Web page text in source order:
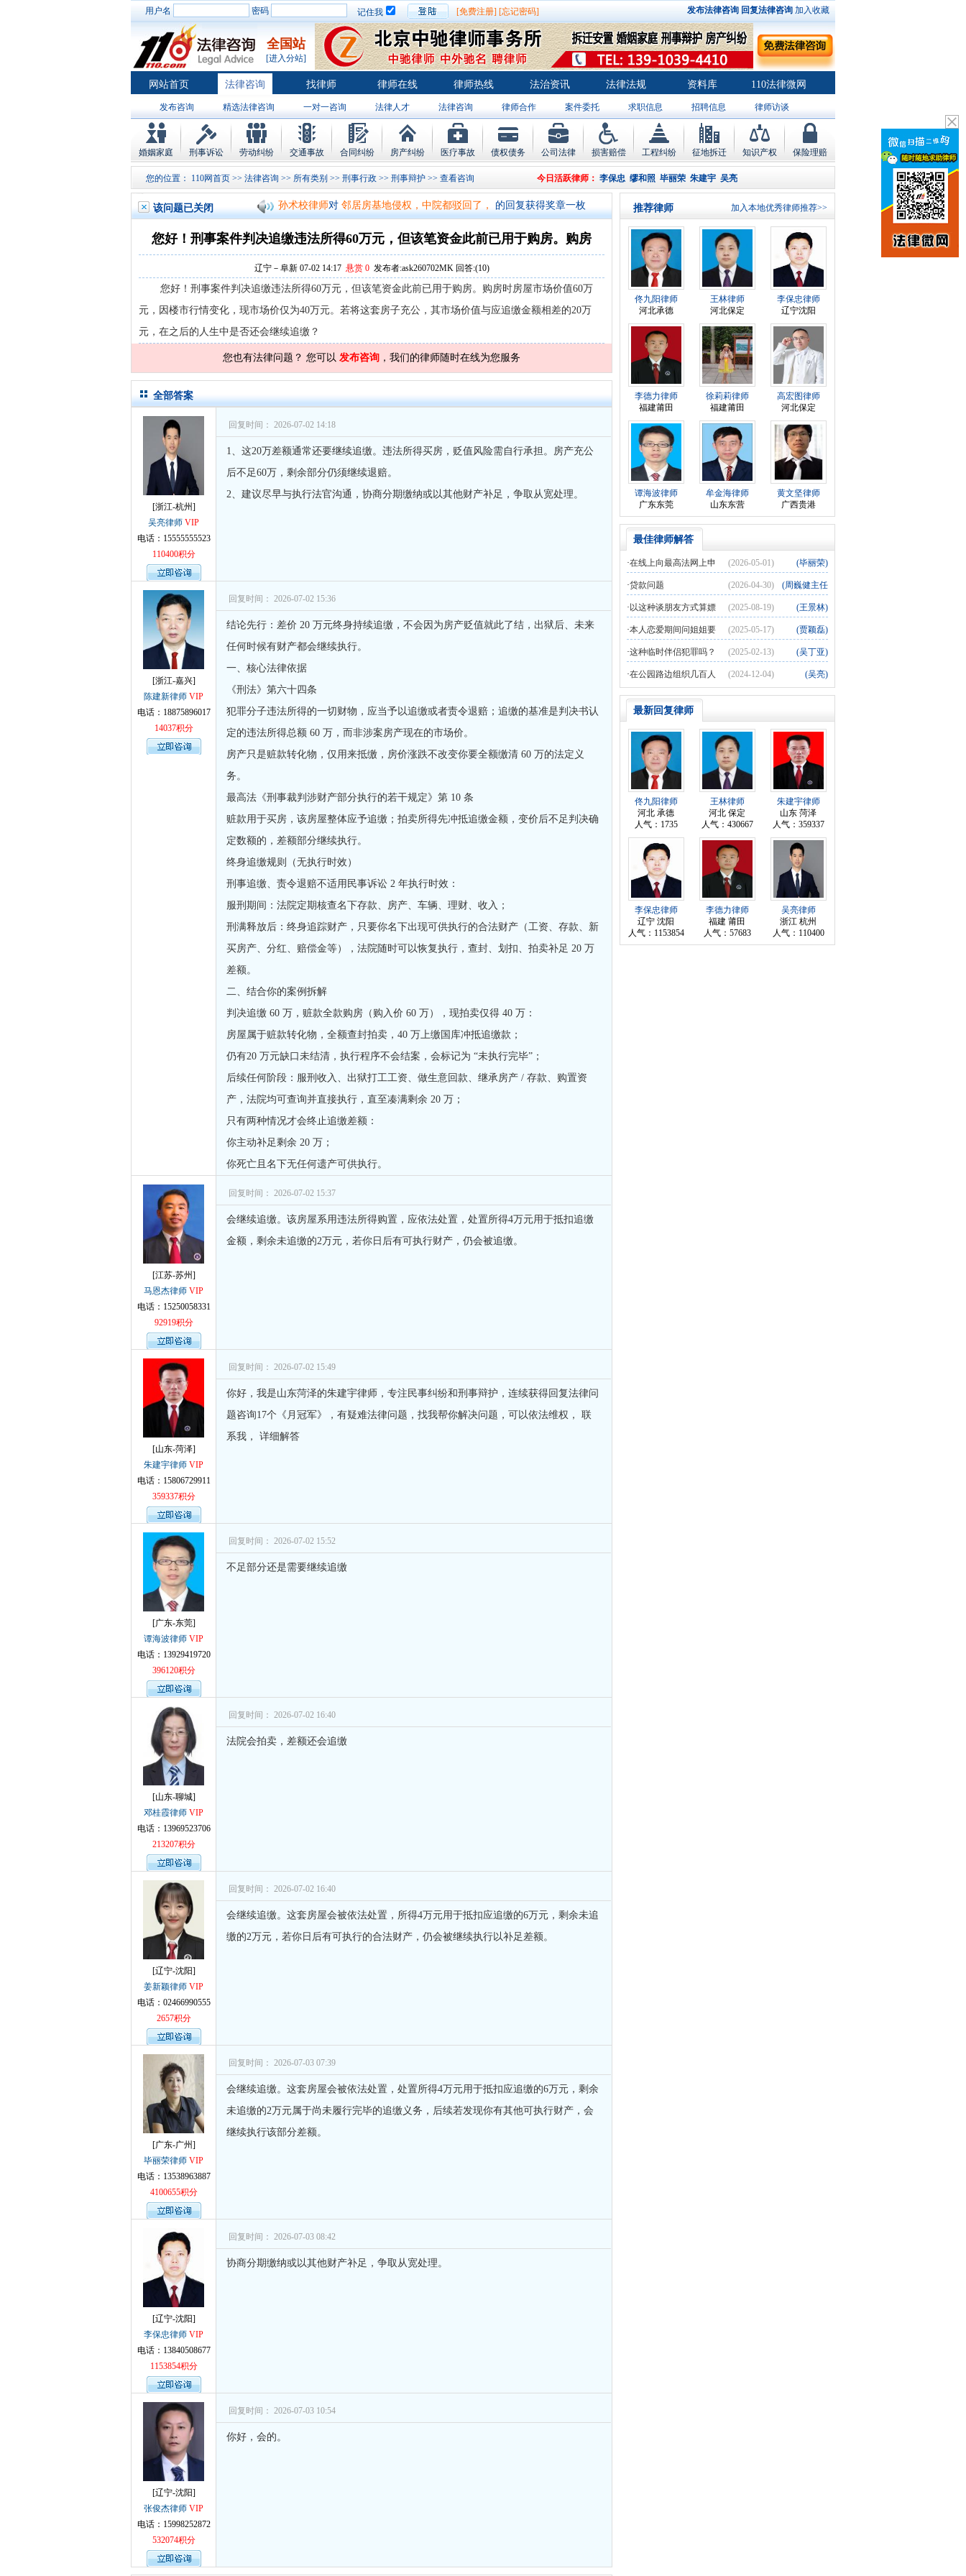
用户名 密码 记住我 [免费注册] [忘记密码] 发布法律咨询 回复法律咨询 加入收藏
全国站
[进入分站]
网站首页 法律咨询 找律师 律师在线 律师热线 法治资讯 法律法规 资料库 110法律微网
发布咨询 精选法律咨询 一对一咨询 法律人才 法律咨询 律师合作 案件委托 求职信息 招聘信息 律师访谈
律师排行
婚姻家庭 刑事诉讼 劳动纠纷 交通事故 合同纠纷 房产纠纷 医疗事故 债权债务 公司法律 损害赔偿 工程纠纷 征地拆迁 知识产权 保险理赔
您的位置： 110网首页 >> 法律咨询 >> 所有类别 >> 刑事行政 >> 刑事辩护 >> 查看咨询 今日活跃律师： 李保忠 缪和照 毕丽荣 朱建宇 吴亮
该问题已关闭
孙术校律师 将满19周岁，偷了一部苹果手机，的回复获得奖章一枚
孙术校律师 邻居房基地侵权，中院都驳回了， 的回复获得奖章一枚
孙术校律师对在保定上班两年了，一直没有签订的回复获得奖章一枚
孙术校律师对你好，我2016年离的婚有一个女儿的回复获得奖章一枚
孙术校律师 房产交易问题 的回复获得奖章一枚
孙术校律师对 我是男方，离婚了，孩子一岁半跟 的回复获得奖章一枚
孙术校律师对夫妻共同财产假如妻子转移了咋办的回复获得奖章一枚
孙术校律师
孙术校律师对离婚法律怎么判？有一个4岁的女 的回复获得奖章一枚
孙术校律师对在保定上班两年了，一直没有签订
孙术校律师对你好，我2016年离的婚有一个女儿的回复获得奖章一枚
孙术校律师对
孙术校律师对离婚法律怎么判？有一个4岁的女的回复获得奖章一枚
孙术校律师对律师您好。我是2018年被人在支付
您好！刑事案件判决追缴违法所得60万元，但该笔资金此前已用于购房。购房
辽宁－阜新 07-02 14:17 悬赏 0发布者:ask260702MK 回答:(10)
您好！刑事案件判决追缴违法所得60万元，但该笔资金此前已用于购房。购房时房屋市场价值60万
元，因楼市行情变化，现市场价仅为40万元。若将这套房子充公，其市场价值与应追缴金额相差的20万
元，在之后的人生中是否还会继续追缴？
您也有法律问题？ 您可以 发布咨询 ，我们的律师随时在线为您服务
全部答案
[浙江-杭州]
吴亮律师 VIP
电话：15555555523
110400积分
回复时间： 2026-07-02 14:18
1、这20万差额通常还要继续追缴。违法所得买房，贬值风险需自行承担。房产充公
后不足60万，剩余部分仍须继续退赔。
2、建议尽早与执行法官沟通，协商分期缴纳或以其他财产补足，争取从宽处理。
[浙江-嘉兴]
陈建新律师 VIP
电话：18875896017
14037积分
回复时间： 2026-07-02 15:36
结论先行：差价 20 万元终身持续追缴，不会因为房产贬值就此了结，出狱后、未来
任何时候有财产都会继续执行。
一、核心法律依据
《刑法》第六十四条
犯罪分子违法所得的一切财物，应当予以追缴或者责令退赔；追缴的基准是判决书认
定的违法所得总额 60 万，而非涉案房产现在的市场价。
房产只是赃款转化物，仅用来抵缴，房价涨跌不改变你要全额缴清 60 万的法定义
务。
最高法《刑事裁判涉财产部分执行的若干规定》第 10 条
赃款用于买房，该房屋整体应予追缴；拍卖所得先冲抵追缴金额，变价后不足判决确
定数额的，差额部分继续执行。
终身追缴规则（无执行时效）
刑事追缴、责令退赔不适用民事诉讼 2 年执行时效：
服刑期间：法院定期核查名下存款、房产、车辆、理财、收入；
刑满释放后：终身追踪财产，只要你名下出现可供执行的合法财产（工资、存款、新
买房产、分红、赔偿金等），法院随时可以恢复执行，查封、划扣、拍卖补足 20 万
差额。
二、结合你的案例拆解
判决追缴 60 万，赃款全款购房（购入价 60 万），现拍卖仅得 40 万：
房屋属于赃款转化物，全额查封拍卖，40 万上缴国库冲抵追缴款；
仍有20 万元缺口未结清，执行程序不会结案，会标记为 “未执行完毕”；
后续任何阶段：服刑收入、出狱打工工资、做生意回款、继承房产 / 存款、购置资
产，法院均可查询并直接执行，直至凑满剩余 20 万；
只有两种情况才会终止追缴差额：
你主动补足剩余 20 万；
你死亡且名下无任何遗产可供执行。
[江苏-苏州]
马恩杰律师 VIP
电话：15250058331
92919积分
回复时间： 2026-07-02 15:37
会继续追缴。该房屋系用违法所得购置，应依法处置，处置所得4万元用于抵扣追缴
金额，剩余未追缴的2万元，若你日后有可执行财产，仍会被追缴。
[山东-菏泽]
朱建宇律师 VIP
电话：15806729911
359337积分
回复时间： 2026-07-02 15:49
你好，我是山东菏泽的朱建宇律师，专注民事纠纷和刑事辩护，连续获得回复法律问
题咨询17个《月冠军》，有疑难法律问题，找我帮你解决问题，可以依法维权， 联
系我， 详细解答
[广东-东莞]
谭海波律师 VIP
电话：13929419720
396120积分
回复时间： 2026-07-02 15:52
不足部分还是需要继续追缴
[山东-聊城]
邓桂霞律师 VIP
电话：13969523706
213207积分
回复时间： 2026-07-02 16:40
法院会拍卖，差额还会追缴
[辽宁-沈阳]
姜新颖律师 VIP
电话：02466990555
2657积分
回复时间： 2026-07-02 16:40
会继续追缴。这套房屋会被依法处置，所得4万元用于抵扣应追缴的6万元，剩余未追
缴的2万元，若你日后有可执行的合法财产，仍会被继续执行以补足差额。
[广东-广州]
毕丽荣律师 VIP
电话：13538963887
4100655积分
回复时间： 2026-07-03 07:39
会继续追缴。这套房屋会被依法处置，处置所得4万元用于抵扣应追缴的6万元，剩余
未追缴的2万元属于尚未履行完毕的追缴义务，后续若发现你有其他可执行财产，会
继续执行该部分差额。
[辽宁-沈阳]
李保忠律师 VIP
电话：13840508677
1153854积分
回复时间： 2026-07-03 08:42
协商分期缴纳或以其他财产补足，争取从宽处理。
[辽宁-沈阳]
张俊杰律师 VIP
电话：15998252872
532074积分
回复时间： 2026-07-03 10:54
你好，会的。
推荐律师 加入本地优秀律师推荐>>
佟九阳律师
河北承德
王林律师
河北保定
李保忠律师
辽宁沈阳
李德力律师
福建莆田
徐莉莉律师
福建莆田
高宏图律师
河北保定
谭海波律师
广东东莞
牟金海律师
山东东营
黄文坚律师
广西贵港
最佳律师解答
(毕丽荣)
(2026-05-01)
·在线上向最高法网上申
诉，在填写申诉事由信息时，只显示申诉法院是高院
(周巍健主任
团队)
(2026-04-30)
·贷款问题
(王景林)
(2025-08-19)
· 以这种谈朋友方式算嫖
娼吗？
(贾颖磊)
(2025-05-17)
·本人恋爱期间问姐姐要
钱，以这种方式算犯罪吗？
(吴丁亚)
(2025-02-13)
·这种临时伴侣犯罪吗？
(吴亮)
(2024-12-04)
·在公园路边组织几百人
最新回复律师
佟九阳律师
河北 承德
人气：1735
王林律师
河北 保定
人气：430667
朱建宇律师
山东 菏泽
人气：359337
李保忠律师
辽宁 沈阳
人气：1153854
李德力律师
福建 莆田
人气：57683
吴亮律师
浙江 杭州
人气：110400